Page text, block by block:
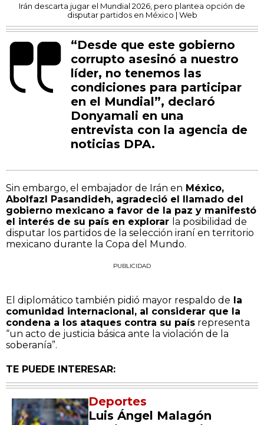
Irán descarta jugar el Mundial 2026, pero plantea opción de
disputar partidos en México | Web
“Desde que este gobierno
corrupto asesinó a nuestro
líder, no tenemos las
condiciones para participar
en el Mundial”, declaró
Donyamali en una
entrevista con la agencia de
noticias DPA.
Sin embargo, el embajador de Irán en México,
Abolfazl Pasandideh, agradeció el llamado del
gobierno mexicano a favor de la paz y manifestó
el interés de su país en explorar la posibilidad de
disputar los partidos de la selección iraní en territorio
mexicano durante la Copa del Mundo.
PUBLICIDAD
El diplomático también pidió mayor respaldo de la
comunidad internacional, al considerar que la
condena a los ataques contra su país representa
“un acto de justicia básica ante la violación de la
soberanía”.
TE PUEDE INTERESAR:
Deportes
Luis Ángel Malagón